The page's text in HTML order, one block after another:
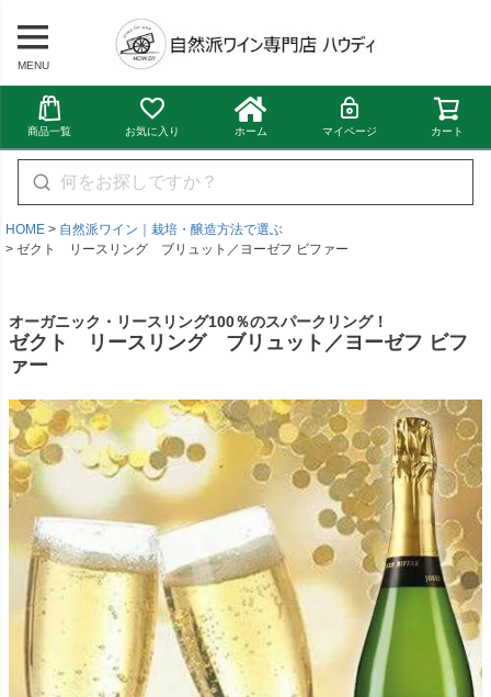
MENU
商品一覧 お気に入り ホーム マイページ カート
HOME
自然派ワイン｜栽培・醸造方法で選ぶ
ゼクト リースリング ブリュット／ヨーゼフ ビファー
オーガニック・リースリング100％のスパークリング！
ゼクト リースリング ブリュット／ヨーゼフ ビフ
ァー